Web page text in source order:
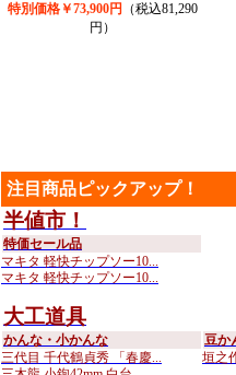
特別価格￥73,900円
（税込81,290
円）
注目商品ピックアップ！
半値市！
特価セール品
マキタ 軽快チップソー10...
マキタ 軽快チップソー10...
大工道具
かんな・小かんな
三代目 千代鶴貞秀 「春慶...
豆か
垣之